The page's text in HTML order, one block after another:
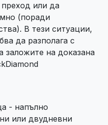
или да
(поради
В тези ситуации,
да разполага с
заложите на доказана
- напълно
или двудневни